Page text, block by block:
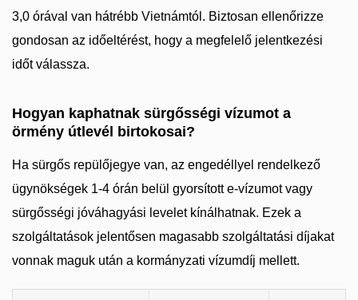
3,0 órával van hátrébb Vietnámtól. Biztosan ellenőrizze
gondosan az időeltérést, hogy a megfelelő jelentkezési
időt válassza.
Hogyan kaphatnak sürgősségi vízumot a
örmény útlevél birtokosai?
Ha sürgős repülőjegye van, az engedéllyel rendelkező
ügynökségek 1-4 órán belül gyorsított e-vízumot vagy
sürgősségi jóváhagyási levelet kínálhatnak. Ezek a
szolgáltatások jelentősen magasabb szolgáltatási díjakat
vonnak maguk után a kormányzati vízumdíj mellett.